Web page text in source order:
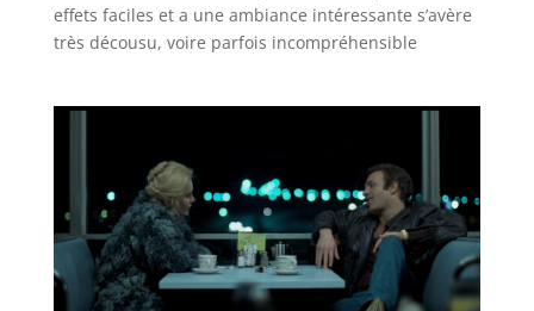
effets faciles et a une ambiance intéressante s’avère
très décousu, voire parfois incompréhensible